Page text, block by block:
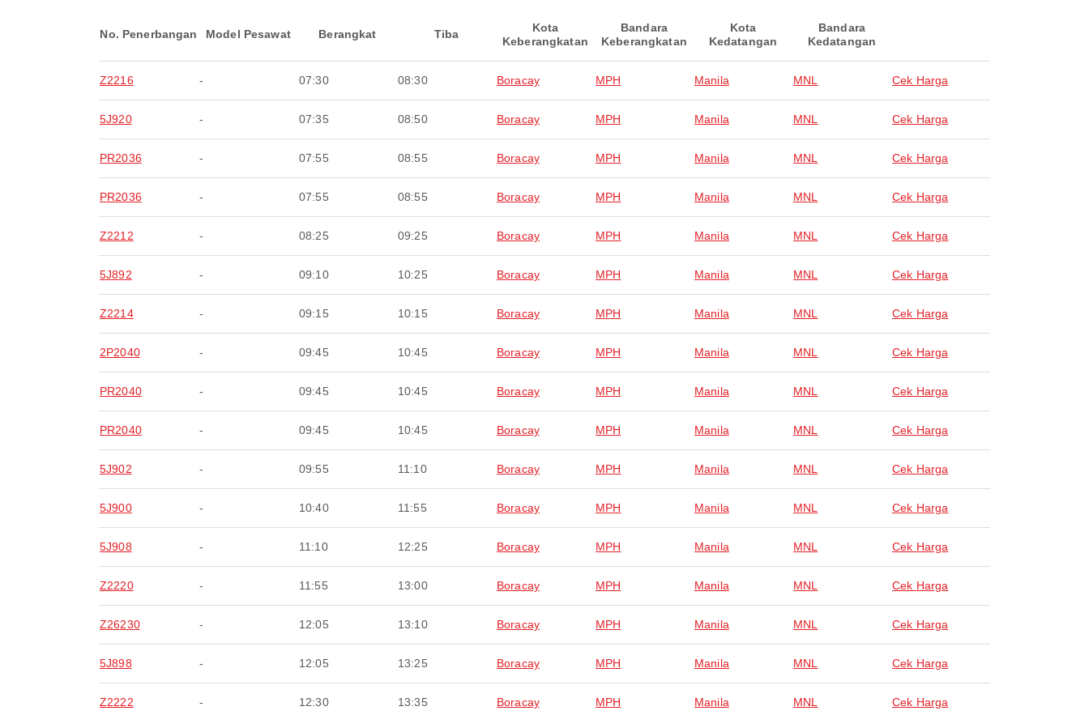
No. Penerbangan Model Pesawat Berangkat Tiba
Kota
Keberangkatan
Bandara
Keberangkatan
Kota
Kedatangan
Bandara
Kedatangan
Z2216 - 07:30 08:30 Boracay MPH Manila MNL Cek Harga
5J920 - 07:35 08:50 Boracay MPH Manila MNL Cek Harga
PR2036 - 07:55 08:55 Boracay MPH Manila MNL Cek Harga
PR2036 - 07:55 08:55 Boracay MPH Manila MNL Cek Harga
Z2212 - 08:25 09:25 Boracay MPH Manila MNL Cek Harga
5J892 - 09:10 10:25 Boracay MPH Manila MNL Cek Harga
Z2214 - 09:15 10:15 Boracay MPH Manila MNL Cek Harga
2P2040 - 09:45 10:45 Boracay MPH Manila MNL Cek Harga
PR2040 - 09:45 10:45 Boracay MPH Manila MNL Cek Harga
PR2040 - 09:45 10:45 Boracay MPH Manila MNL Cek Harga
5J902 - 09:55 11:10 Boracay MPH Manila MNL Cek Harga
5J900 - 10:40 11:55 Boracay MPH Manila MNL Cek Harga
5J908 - 11:10 12:25 Boracay MPH Manila MNL Cek Harga
Z2220 - 11:55 13:00 Boracay MPH Manila MNL Cek Harga
Z26230 - 12:05 13:10 Boracay MPH Manila MNL Cek Harga
5J898 - 12:05 13:25 Boracay MPH Manila MNL Cek Harga
Z2222 - 12:30 13:35 Boracay MPH Manila MNL Cek Harga